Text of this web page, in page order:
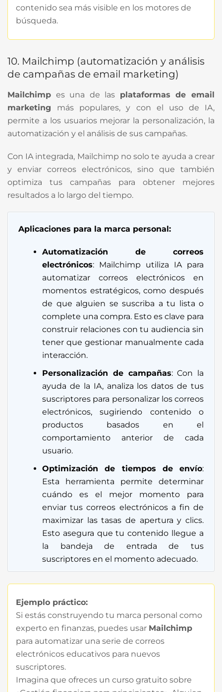
contenido sea más visible en los motores de
búsqueda.
10. Mailchimp (automatización y análisis
de campañas de email marketing)
Mailchimp es una de las plataformas de email
marketing más populares, y con el uso de IA,
permite a los usuarios mejorar la personalización, la
automatización y el análisis de sus campañas.
Con IA integrada, Mailchimp no solo te ayuda a crear
y enviar correos electrónicos, sino que también
optimiza tus campañas para obtener mejores
resultados a lo largo del tiempo.
Aplicaciones para la marca personal:
Automatización de correos
electrónicos: Mailchimp utiliza IA para
automatizar correos electrónicos en
momentos estratégicos, como después
de que alguien se suscriba a tu lista o
complete una compra. Esto es clave para
construir relaciones con tu audiencia sin
tener que gestionar manualmente cada
interacción.
Personalización de campañas: Con la
ayuda de la IA, analiza los datos de tus
suscriptores para personalizar los correos
electrónicos, sugiriendo contenido o
productos basados en el
comportamiento anterior de cada
usuario.
Optimización de tiempos de envío:
Esta herramienta permite determinar
cuándo es el mejor momento para
enviar tus correos electrónicos a fin de
maximizar las tasas de apertura y clics.
Esto asegura que tu contenido llegue a
la bandeja de entrada de tus
suscriptores en el momento adecuado.
Ejemplo práctico:
Si estás construyendo tu marca personal como
experto en finanzas, puedes usar Mailchimp
para automatizar una serie de correos
electrónicos educativos para nuevos
suscriptores.
Imagina que ofreces un curso gratuito sobre